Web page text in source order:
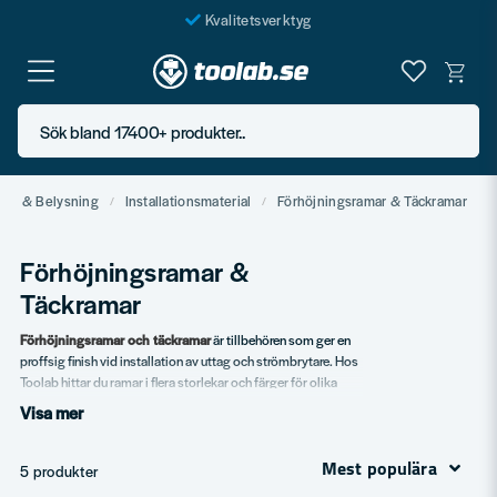
Kvalitetsverktyg
Fraktfritt över 999 SEK*
En järnhandel för alla
Butik i Göteborg
Sök bland 17400+ produkter..
El & Belysning Installationsmaterial Förhöjningsramar & Täckramar
Förhöjningsramar &
Täckramar
Förhöjningsramar och täckramarär tillbehören som ger en
proffsig finish vid installation av uttag och strömbrytare. Hos
Toolab hittar du ramar i flera storlekar och färger för olika
serier.
Förhöjningsramar – för djupare installation.
Visa mer
5 produkter Mest populära